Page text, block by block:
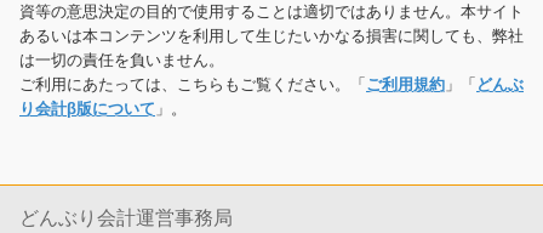
資等の意思決定の目的で使用することは適切ではありません。本サイト
あるいは本コンテンツを利用して生じたいかなる損害に関しても、弊社
は一切の責任を負いません。
ご利用にあたっては、こちらもご覧ください。「 ご利用規約 」「 どんぶ
り会計β版について 」。
どんぶり会計運営事務局